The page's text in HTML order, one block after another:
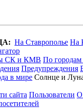
На Ставрополье На
СК и КМВ По
Предупреждения
в мире Солнце и
сайта Пользователи О